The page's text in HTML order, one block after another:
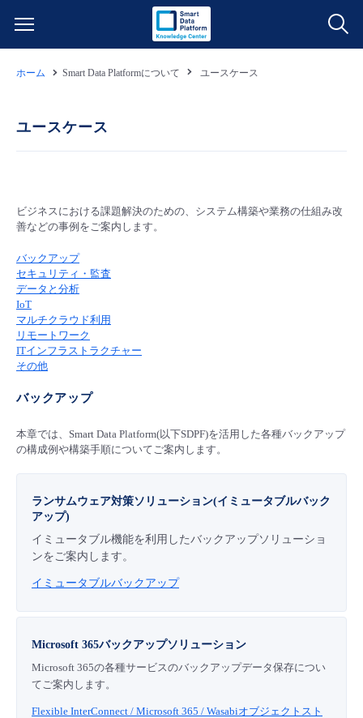
データ利活用
ネットワーク
IoT
モニタリング/監査
サポート
管理機能
すべてのメニューを見る
よくある質問
クラウド/サーバー
ネットワーク
モニタリング/監査
サポート
管理機能
すべてのメニューを見る
料金シミュレーター
データ利活用
クラウド/サーバー
ネットワーク
IoT
モニタリング/監査
サポート
すべてのメニューを見る
ご利用開始ガイド
■ 管理機能
■ セットアップガイド
- ユーザー機能の管理
- 登録情報の管理
ユースケース
- バックアップ
- セキュリティ・監査
- データと分析
- IoT
- マルチクラウド利用
- リモートワーク
- ITインフラストラクチャー
故障/メンテナンス情報
サービス稼働状況
故障/メンテナンス履歴
メンテナンス予定
定期メンテナンス
パートナー
販売パートナー向けプログラム
トレーニング/操作動画
ホーム Smart Data Platformについて ユースケース
ユースケース
ビジネスにおける課題解決のための、システム構築や業務の仕組み改
善などの事例をご案内します。
バックアップ
セキュリティ・監査
データと分析
IoT
マルチクラウド利用
リモートワーク
ITインフラストラクチャー
その他
バックアップ
本章では、Smart Data Platform(以下SDPF)を活用した各種バックアップ
の構成例や構築手順についてご案内します。
ランサムウェア対策ソリューション(イミュータブルバック
アップ)
イミュータブル機能を利用したバックアップソリューショ
ンをご案内します。
イミュータブルバックアップ
Microsoft 365バックアップソリューション
Microsoft 365の各種サービスのバックアップデータ保存につい
てご案内します。
Flexible InterConnect / Microsoft 365 / Wasabiオブジェクトスト